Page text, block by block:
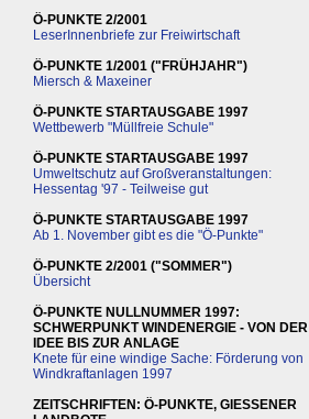
Ö-PUNKTE 2/2001
LeserInnenbriefe zur Freiwirtschaft
Ö-PUNKTE 1/2001 ("FRÜHJAHR")
Miersch & Maxeiner
Ö-PUNKTE STARTAUSGABE 1997
Wettbewerb "Müllfreie Schule"
Ö-PUNKTE STARTAUSGABE 1997
Umweltschutz auf Großveranstaltungen:
Hessentag '97 - Teilweise gut
Ö-PUNKTE STARTAUSGABE 1997
Ab 1. November gibt es die "Ö-Punkte"
Ö-PUNKTE 2/2001 ("SOMMER")
Übersicht
Ö-PUNKTE NULLNUMMER 1997:
SCHWERPUNKT WINDENERGIE - VON DER
IDEE BIS ZUR ANLAGE
Knete für eine windige Sache: Förderung von
Windkraftanlagen 1997
ZEITSCHRIFTEN: Ö-PUNKTE, GIESSENER